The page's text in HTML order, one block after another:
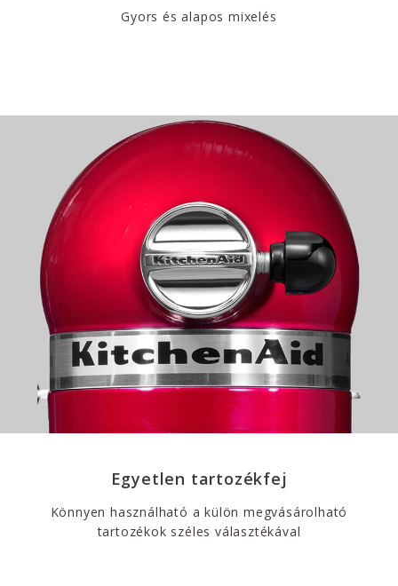
Gyors és alapos mixelés
Egyetlen tartozékfej
Könnyen használható a külön megvásárolható
tartozékok széles választékával